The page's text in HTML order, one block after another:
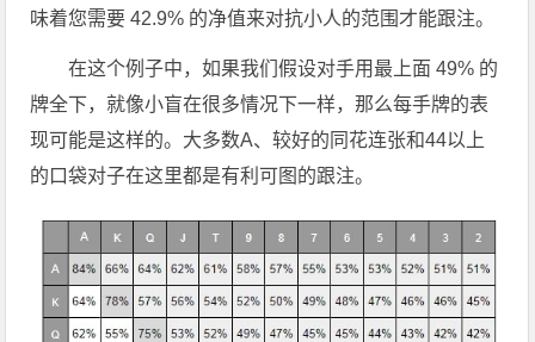
味着您需要 42.9% 的净值来对抗小人的范围才能跟注。
在这个例子中，如果我们假设对手用最上面 49% 的
牌全下，就像小盲在很多情况下一样，那么每手牌的表
现可能是这样的。大多数A、较好的同花连张和44以上
的口袋对子在这里都是有利可图的跟注。